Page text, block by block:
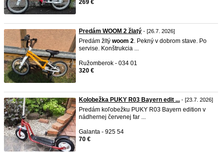
269 €
Predám WOOM 2 žlatý - [26.7. 2026]
Predám žltý woom 2. Pekný v dobrom stave. Po
servise. Konštrukcia ...
Ružomberok - 034 01
320 €
Kolobežka PUKY R03 Bayern edit ... - [23.7. 2026]
Predám koľobežku PUKY R03 Bayern edition v
nádhernej červenej far ...
Galanta - 925 54
70 €